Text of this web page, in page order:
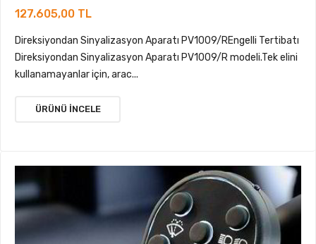
127.605,00 TL
Direksiyondan Sinyalizasyon Aparatı PV1009/REngelli Tertibatı
Direksiyondan Sinyalizasyon Aparatı PV1009/R modeli.Tek elini
kullanamayanlar için, arac...
ÜRÜNÜ İNCELE